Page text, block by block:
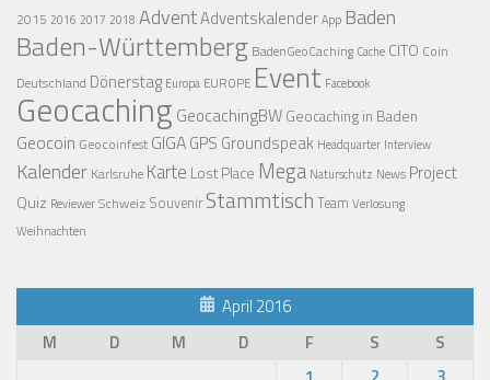
2015 2016 2017 2018 AdventAdventskalenderApp Baden
Baden-Württemberg BadenGeoCaching Cache CITO Coin
Deutschland Dönerstag Europa EUROPE Event Facebook
Geocaching GeocachingBW Geocaching in Baden
Geocoin Geocoinfest GIGAGPS Groundspeak Headquarter Interview
Kalender Karlsruhe Karte Lost Place Mega Naturschutz News Project
Quiz ReviewerSchweiz Souvenir Stammtisch Team Verlosung
Weihnachten
April 2016
M
D M D F S
S